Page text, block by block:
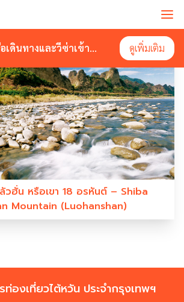
เดินทางและวีซ่าเข้า
ดูเพิ่มเติม
เดินทางและวีซ่าเข้า
ดูเพิ่มเติม
วฮั่น หรือเขา 18 อรหันต์ – Shiba
Mountain (Luohanshan)
ท่องเที่ยวไต้หวัน ประจำกรุงเทพฯ